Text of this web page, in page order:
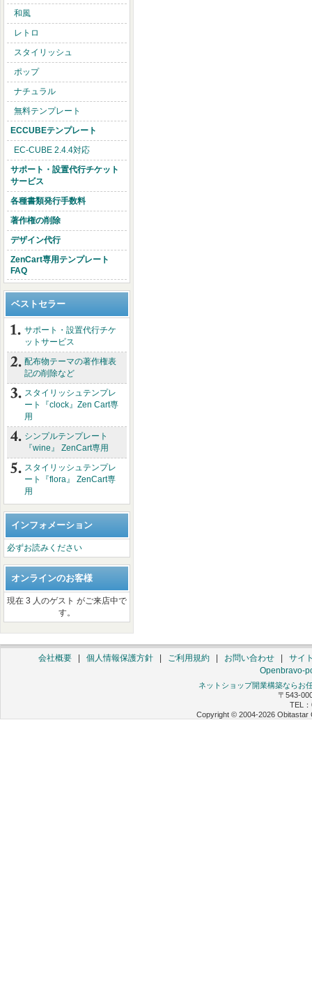
和風
レトロ
スタイリッシュ
ポップ
ナチュラル
無料テンプレート
ECCUBEテンプレート
EC-CUBE 2.4.4対応
サポート・設置代行チケット
サービス
各種書類発行手数料
著作権の削除
デザイン代行
ZenCart専用テンプレート
FAQ
ベストセラー
サポート・設置代行チケ
ットサービス
配布物テーマの著作権表
記の削除など
スタイリッシュテンプレ
ート『clock』Zen Cart専
用
シンプルテンプレート
『wine』 ZenCart専用
スタイリッシュテンプレ
ート『flora』 ZenCart専
用
インフォメーション
必ずお読みください
オンラインのお客様
現在 3 人のゲスト がご来店中で
す。
会社概要 個人情報保護方針 ご利用規約 お問い合わせ
サイ
Openbravo-
ネットショップ開業構築ならお
〒543-
TEL
Copyright © 2004-2026